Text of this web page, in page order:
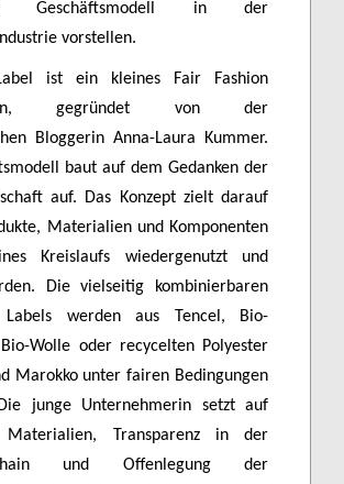
Geschäftsmodell in der
vorstellen.
ist ein kleines Fair Fashion
gegründet von der
Bloggerin Anna-Laura Kummer.
baut auf dem Gedanken der
auf. Das Konzept zielt darauf
Materialien und Komponenten
Kreislaufs wiedergenutzt und
Die vielseitig kombinierbaren
Labels werden aus Tencel, Bio-
Wolle oder recycelten Polyester
Marokko unter fairen Bedingungen
junge Unternehmerin setzt auf
Materialien, Transparenz in der
und Offenlegung der